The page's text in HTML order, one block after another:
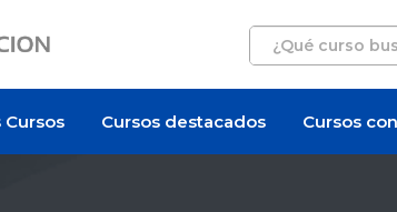
Cursos Cursos destacados Cursos